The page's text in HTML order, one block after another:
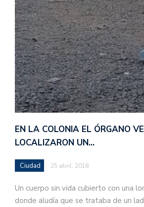
EN LA COLONIA EL ÓRGANO
LOCALIZARON UN…
Ciudad 25 abril, 2018
Un cuerpo sin vida cubierto con una
donde aludía que se trataba de un